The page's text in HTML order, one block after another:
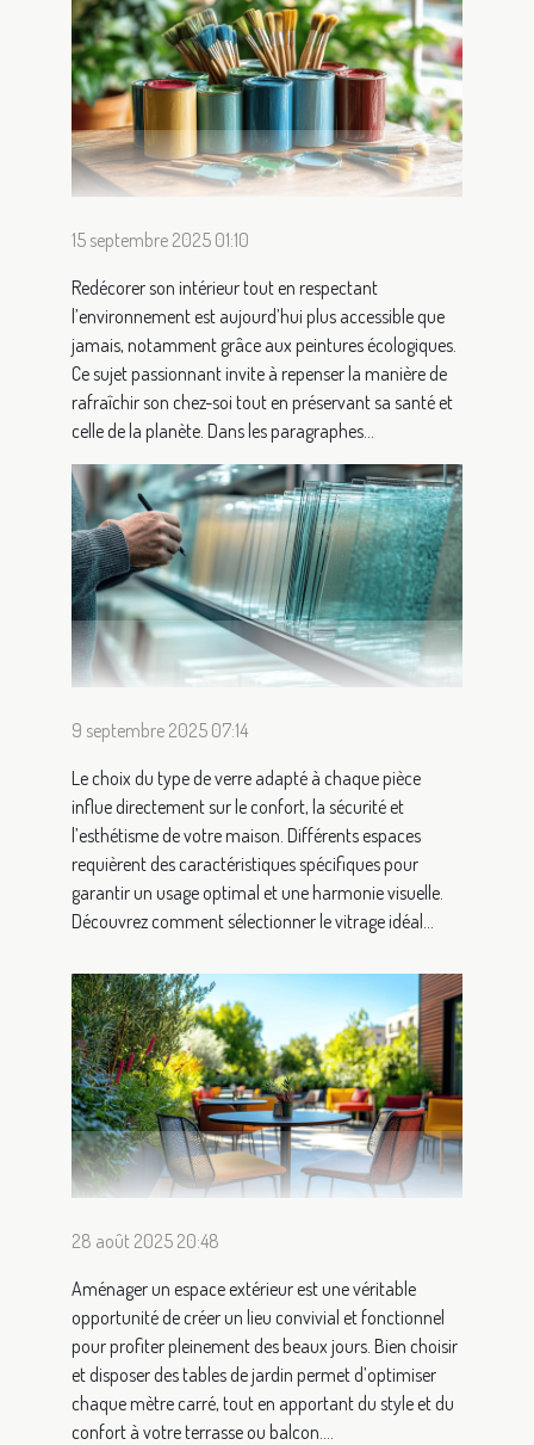
15 septembre 2025 01:10
Redécorer son intérieur tout en respectant
l’environnement est aujourd’hui plus accessible que
jamais, notamment grâce aux peintures écologiques.
Ce sujet passionnant invite à repenser la manière de
rafraîchir son chez-soi tout en préservant sa santé et
celle de la planète. Dans les paragraphes...
9 septembre 2025 07:14
Le choix du type de verre adapté à chaque pièce
influe directement sur le confort, la sécurité et
l’esthétisme de votre maison. Différents espaces
requièrent des caractéristiques spécifiques pour
garantir un usage optimal et une harmonie visuelle.
Découvrez comment sélectionner le vitrage idéal...
28 août 2025 20:48
Aménager un espace extérieur est une véritable
opportunité de créer un lieu convivial et fonctionnel
pour profiter pleinement des beaux jours. Bien choisir
et disposer des tables de jardin permet d’optimiser
chaque mètre carré, tout en apportant du style et du
confort à votre terrasse ou balcon....